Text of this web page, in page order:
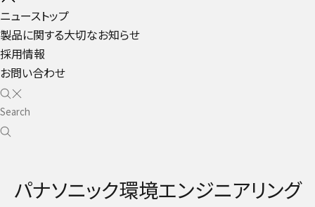
ニューストップ
製品に関する大切なお知らせ
採用情報
お問い合わせ
パナソニック環境エンジニアリング